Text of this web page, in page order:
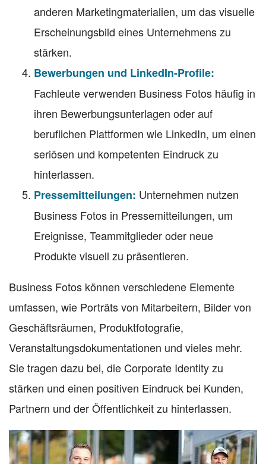
anderen Marketingmaterialien, um das visuelle
Erscheinungsbild eines Unternehmens zu
stärken.
Bewerbungen und LinkedIn-Profile:
Fachleute verwenden Business Fotos häufig in
ihren Bewerbungsunterlagen oder auf
beruflichen Plattformen wie LinkedIn, um einen
seriösen und kompetenten Eindruck zu
hinterlassen.
Pressemitteilungen: Unternehmen nutzen
Business Fotos in Pressemitteilungen, um
Ereignisse, Teammitglieder oder neue
Produkte visuell zu präsentieren.
Business Fotos können verschiedene Elemente
umfassen, wie Porträts von Mitarbeitern, Bilder von
Geschäftsräumen, Produktfotografie,
Veranstaltungsdokumentationen und vieles mehr.
Sie tragen dazu bei, die Corporate Identity zu
stärken und einen positiven Eindruck bei Kunden,
Partnern und der Öffentlichkeit zu hinterlassen.